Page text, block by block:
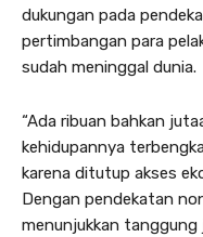
dukungan pada
pertimbangan para
sudah meninggal dunia.
“Ada ribuan bahkan
kehidupannya
karena ditutup akses
Dengan pendekatan
menunjukkan